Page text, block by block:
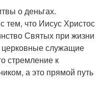
о деньгах.
тем, что Иисус Христос
Святых при жизни
служащие
стремление к
а это прямой путь